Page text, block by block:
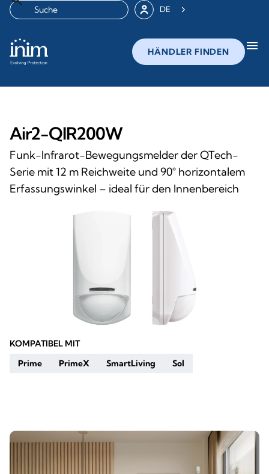
DE
HÄNDLER FINDEN menu
Air2-QIR200W
Funk-Infrarot-Bewegungsmelder der QTech-
Serie mit 12 m Reichweite und 90° horizontalem
Erfassungswinkel – ideal für den Innenbereich
KOMPATIBEL MIT
Prime
PrimeX SmartLiving Sol